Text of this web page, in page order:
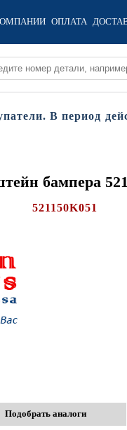
ОПЛАТА
В период
бампера
521150K051
Подобрать аналоги